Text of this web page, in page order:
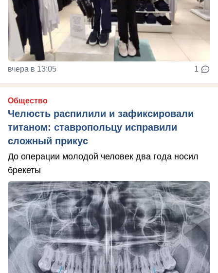
вчера в 13:05 1
Общество
Челюсть распилили и зафиксировали
титаном: ставропольцу исправили
сложный прикус
До операции молодой человек два года носил
брекеты